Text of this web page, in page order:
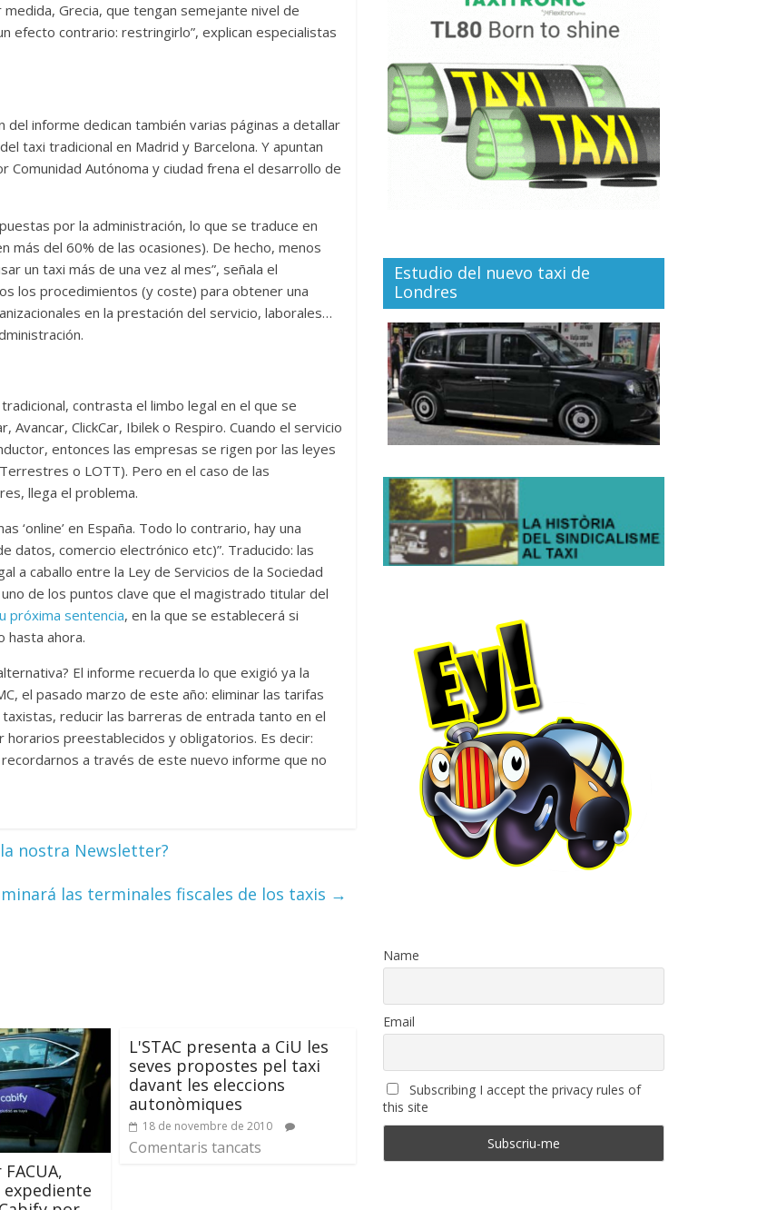
Grecia, que tengan semejante nivel de
efecto contrario: restringirlo”, explican especialistas
informe dedican también varias páginas a detallar
taxi tradicional en Madrid y Barcelona. Y apuntan
Comunidad Autónoma y ciudad frena el desarrollo de
por la administración, lo que se traduce en
más del 60% de las ocasiones). De hecho, menos
un taxi más de una vez al mes”, señala el
los procedimientos (y coste) para obtener una
en la prestación del servicio, laborales…
contrasta el limbo legal en el que se
ClickCar, Ibilek o Respiro. Cuando el servicio
entonces las empresas se rigen por las leyes
o LOTT). Pero en el caso de las
llega el problema.
‘online’ en España. Todo lo contrario, hay una
comercio electrónico etc)”. Traducido: las
a caballo entre la Ley de Servicios de la Sociedad
de los puntos clave que el magistrado titular del
próxima sentencia, en la que se establecerá si
hasta ahora.
El informe recuerda lo que exigió ya la
el pasado marzo de este año: eliminar las tarifas
reducir las barreras de entrada tanto en el
horarios preestablecidos y obligatorios. Es decir:
a través de este nuevo informe que no
nostra Newsletter?
las terminales fiscales de los taxis →
L'STAC presenta a CiU les
seves propostes pel taxi
davant les eleccions
autonòmiques
18 de novembre de 2010
Comentaris tancats
Estudio del nuevo taxi de
Londres
Name
Email
Subscribing I accept the privacy rules of
this site